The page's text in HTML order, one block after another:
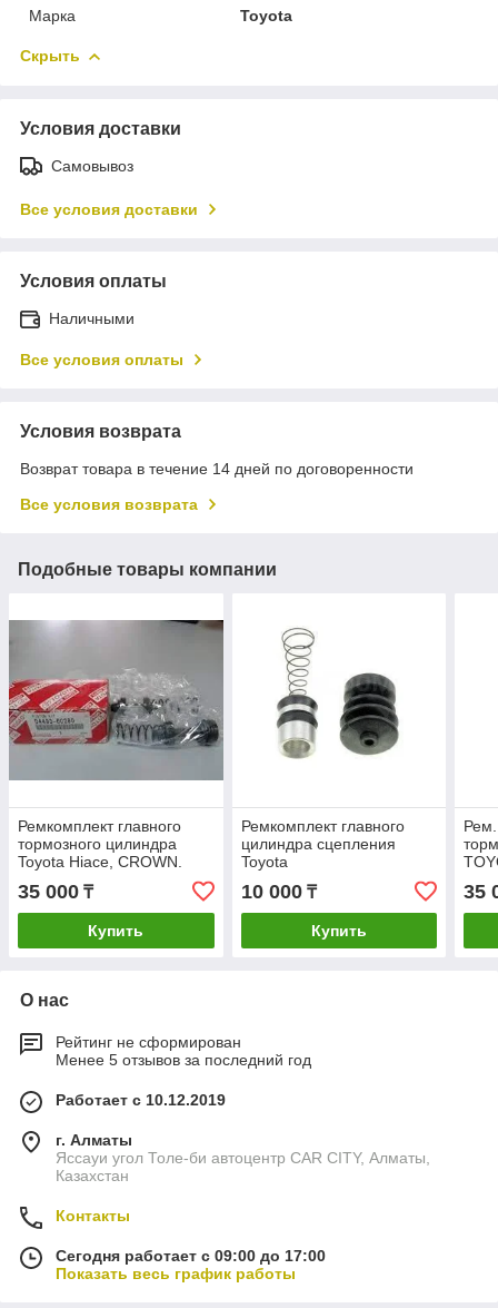
Марка
Toyota
Скрыть
Условия доставки
Самовывоз
Все условия доставки
Условия оплаты
Наличными
Все условия оплаты
Условия возврата
Возврат товара в течение 14 дней по договоренности
Все условия возврата
Подобные товары компании
Ремкомплект главного
тормозного цилиндра
Toyota Hiace, CROWN.
35 000 ₸
Купить
Ремкомплект главного
цилиндра сцепления
Toyota
10 000₸
Купить
Рем.
35
О нас
Рейтинг не сформирован
Менее 5 отзывов за последний год
Работает с 10.12.2019
г. Алматы
Яссауи угол Толе-би автоцентр CAR CITY, Алматы,
Казахстан
Контакты
Сегодня работает с 09:00 до 17:00
Показать весь график работы